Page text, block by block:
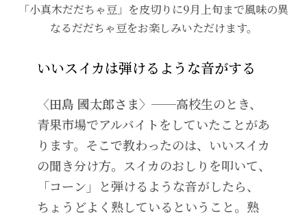
「小真木だだちゃ豆」を皮切りに9月上旬まで風味の異
なるだだちゃ豆をお楽しみいただけます。
いいスイカは弾けるような音がする
〈田島 國太郎さま〉──高校生のとき、
青果市場でアルバイトをしていたことがあ
ります。そこで教わったのは、いいスイカ
の聞き分け方。スイカのおしりを叩いて、
「コーン」と弾けるような音がしたら、
ちょうどよく熟しているということ。熟